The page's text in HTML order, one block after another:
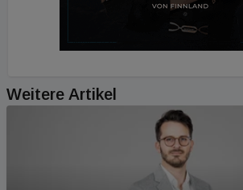
Weitere Artikel